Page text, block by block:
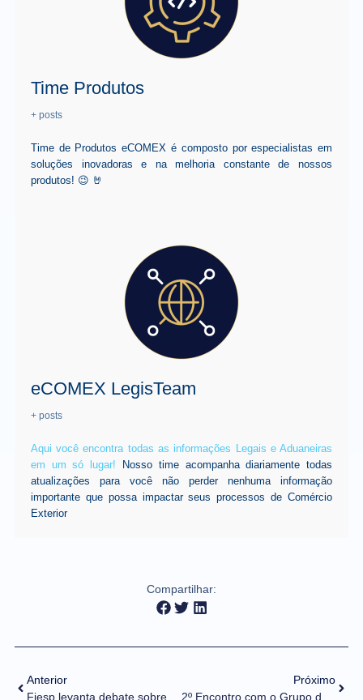
Time Produtos
+ posts
Time de Produtos eCOMEX é composto por especialistas em
soluções inovadoras e na melhoria constante de nossos
produtos! 😉 🤘
eCOMEX LegisTeam
+ posts
Aqui você encontra todas as informações Legais e Aduaneiras
em um só lugar! Nosso time acompanha diariamente todas
atualizações para você não perder nenhuma informação
importante que possa impactar seus processos de Comércio
Exterior
Compartilhar:
Anterior
Fiesp levanta debate sobre o ICMS na base de cálculo do PIS e COFINS
Próximo